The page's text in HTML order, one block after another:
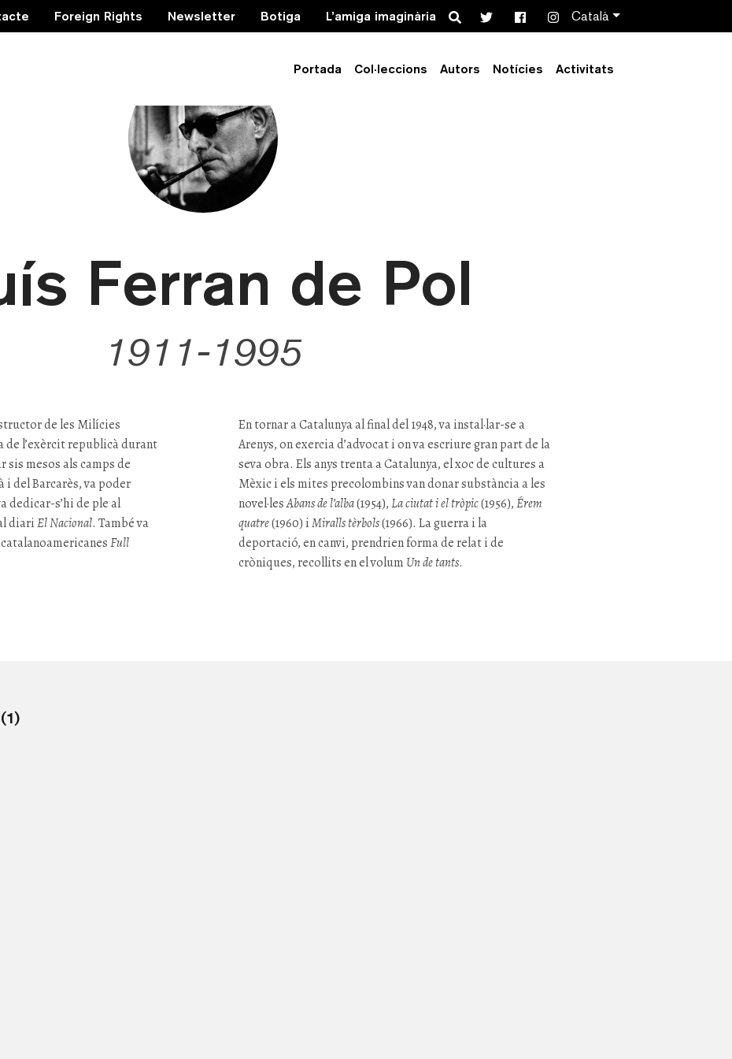
Foreign Rights Newsletter Botiga L’amiga imaginària Search Català
Portada Col·leccions Autors Notícies Activitats
Ferran de Pol
1911-1995
de les Milícies
l’exèrcit republicà durant
sis mesos als camps de
i del Barcarès, va poder
dedicar-s’hi de ple al
diariEl Nacional. També va
Full
En tornar a Catalunya al final del 1948, va instal·lar-se a
Arenys, on exercia d’advocat i on va escriure gran part de la
seva obra. Els anys trenta a Catalunya, el xoc de cultures a
Mèxic i els mites precolombins van donar substància a les
novel·lesAbans de l’alba(1954),La ciutat i el tròpic(1956),Érem
quatre(1960) iMiralls tèrbols(1966). La guerra i la
deportació, en canvi, prendrien forma de relat i de
cròniques, recollits en el volum Un de tants.